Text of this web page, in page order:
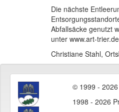
Die nächste
Abfallsäcke genutzt
unter www.art-
Christiane Stahl,
© 1999 -
1998 - 2026